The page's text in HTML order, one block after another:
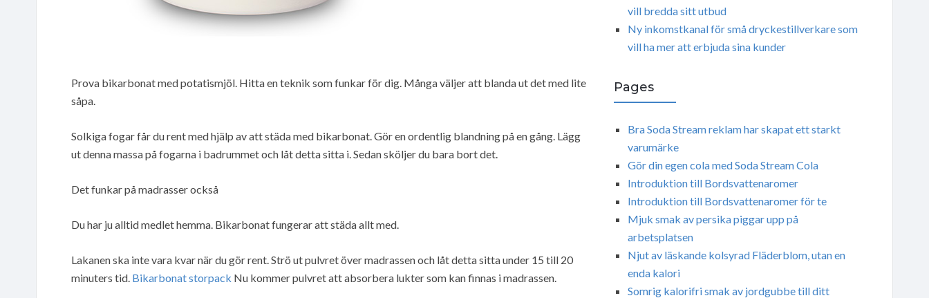
Prova bikarbonat med potatismjöl. Hitta en teknik som funkar för dig. Många väljer att blanda ut det med lite
såpa.
Solkiga fogar får du rent med hjälp av att städa med bikarbonat. Gör en ordentlig blandning på en gång. Lägg
ut denna massa på fogarna i badrummet och låt detta sitta i. Sedan sköljer du bara bort det.
Det funkar på madrasser också
Du har ju alltid medlet hemma. Bikarbonat fungerar att städa allt med.
Lakanen ska inte vara kvar när du gör rent. Strö ut pulvret över madrassen och låt detta sitta under 15 till 20
minuters tid. Bikarbonat storpack Nu kommer pulvret att absorbera lukter som kan finnas i madrassen.
vill bredda sitt utbud
Ny inkomstkanal för små dryckestillverkare som
vill ha mer att erbjuda sina kunder
Pages
Bra Soda Stream reklam har skapat ett starkt
varumärke
Gör din egen cola med Soda Stream Cola
Introduktion till Bordsvattenaromer
Introduktion till Bordsvattenaromer för te
Mjuk smak av persika piggar upp på
arbetsplatsen
Njut av läskande kolsyrad Fläderblom, utan en
enda kalori
Somrig kalorifri smak av jordgubbe till ditt